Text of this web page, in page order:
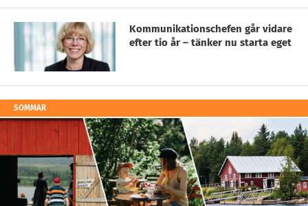
Kommunikationschefen går vidare
efter tio år – tänker nu starta eget
SOMMAR